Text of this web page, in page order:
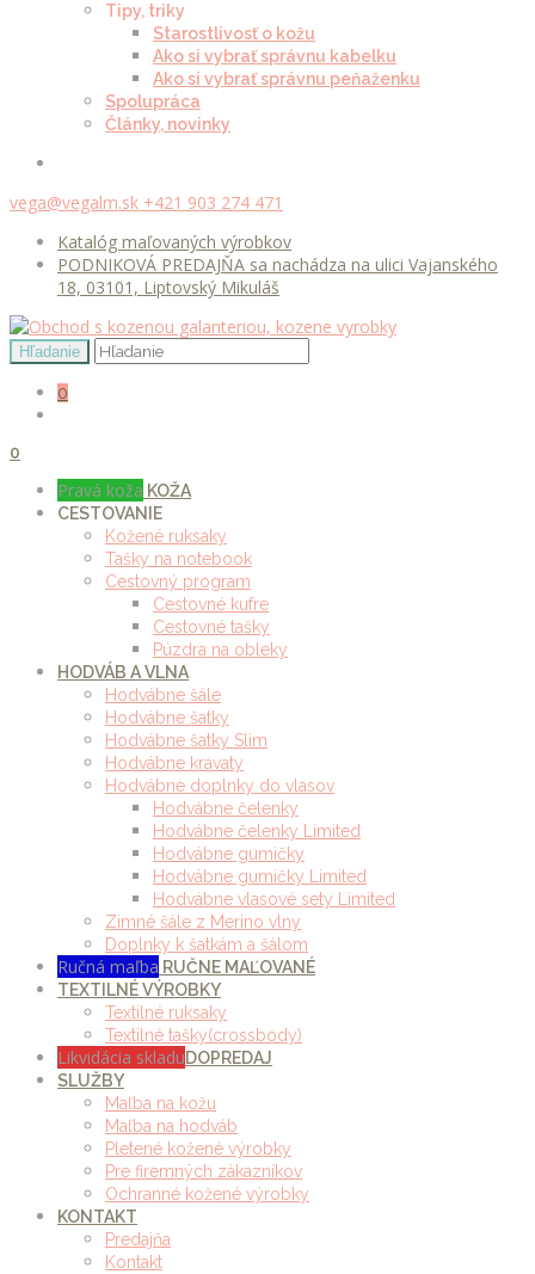
Tipy, triky
Starostlivosť o kožu
Ako si vybrať správnu kabelku
Ako si vybrať správnu peňaženku
Spolupráca
Články, novinky
vega@vegalm.sk +421 903 274 471
Katalóg maľovaných výrobkov
PODNIKOVÁ PREDAJŇA sa nachádza na ulici Vajanského
18, 03101, Liptovský Mikuláš
0
0
Pravá koža KOŽA
CESTOVANIE
Kožené ruksaky
Tašky na notebook
Cestovný program
Cestovné kufre
Cestovné tašky
Púzdra na obleky
HODVÁB A VLNA
Hodvábne šále
Hodvábne šatky
Hodvábne šatky Slim
Hodvábne kravaty
Hodvábne doplnky do vlasov
Hodvábne čelenky
Hodvábne čelenky Limited
Hodvábne gumičky
Hodvábne gumičky Limited
Hodvábne vlasové sety Limited
Zimné šále z Merino vlny
Doplnky k šatkám a šálom
Ručná maľba RUČNE MAĽOVANÉ
TEXTILNÉ VÝROBKY
Textilné ruksaky
Textilné tašky(crossbody)
Likvidácia skladuDOPREDAJ
SLUŽBY
Maľba na kožu
Maľba na hodváb
Pletené kožené výrobky
Pre firemných zákazníkov
Ochranné kožené výrobky
KONTAKT
Predajňa
Kontakt